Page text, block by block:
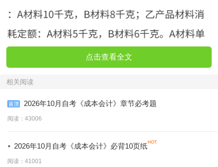
点击查看全文
相关阅读
2026年10月自考《成本会计》章节必考题
阅读：43006
· 2026年10月自考《成本会计》必背10页纸
阅读：41001